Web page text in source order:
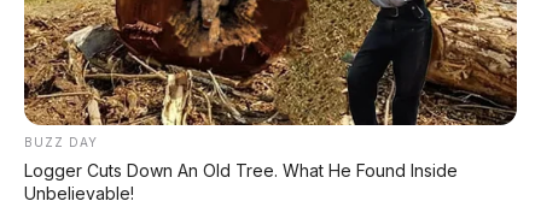
Maextro V800: MPV Ultra-Mewah EREV 531 HP
Penantang Toyota Alphard
Chery Tiggo 5 Sport: SUV Kompak Sporty 156 HP
dengan Chip Snapdragon 8155
BUZZ DAY
Logger Cuts Down An Old Tree. What He Found Inside
Unbelievable!